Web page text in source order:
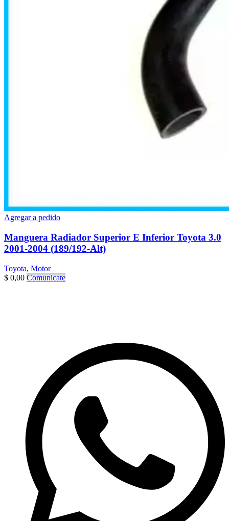
Agregar a pedido
Manguera Radiador Superior E Inferior Toyota 3.0
2001-2004 (189/192-Alt)
Toyota, Motor
$ 0,00 Comunicate